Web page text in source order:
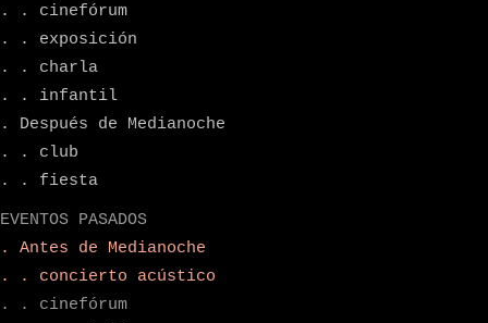
. . cinefórum
. . exposición
. . charla
. . infantil
. Después de Medianoche
. . club
. . fiesta
EVENTOS PASADOS
. Antes de Medianoche
. . concierto acústico
. . cinefórum